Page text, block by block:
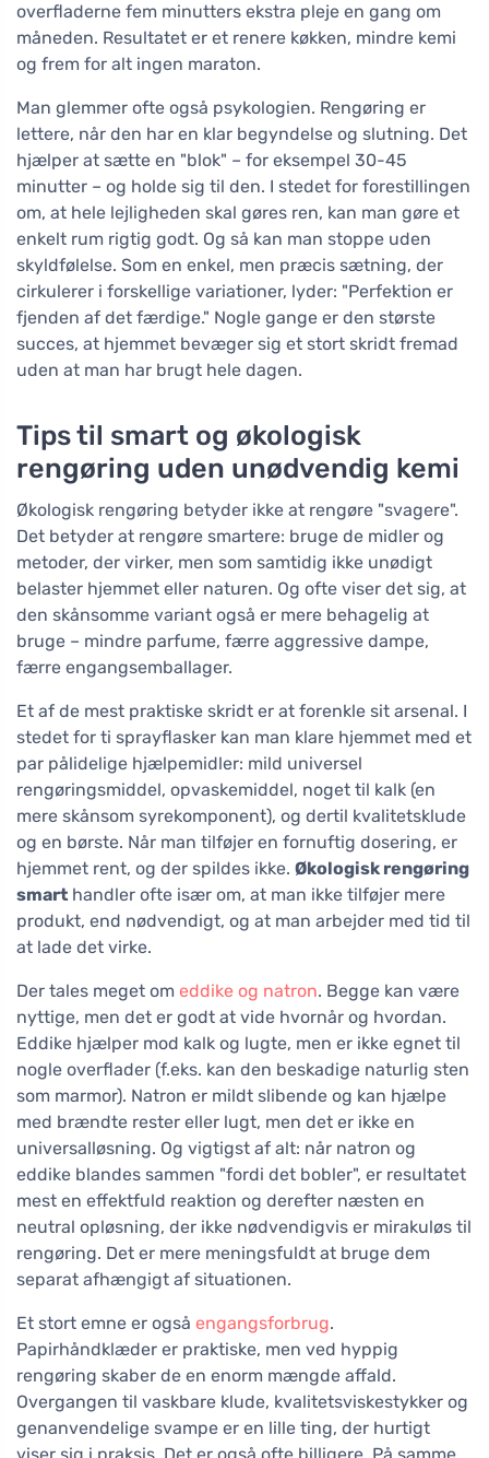
overfladerne fem minutters ekstra pleje en gang om
måneden. Resultatet er et renere køkken, mindre kemi
og frem for alt ingen maraton.
Man glemmer ofte også psykologien. Rengøring er
lettere, når den har en klar begyndelse og slutning. Det
hjælper at sætte en "blok" – for eksempel 30-45
minutter – og holde sig til den. I stedet for forestillingen
om, at hele lejligheden skal gøres ren, kan man gøre et
enkelt rum rigtig godt. Og så kan man stoppe uden
skyldfølelse. Som en enkel, men præcis sætning, der
cirkulerer i forskellige variationer, lyder: "Perfektion er
fjenden af det færdige." Nogle gange er den største
succes, at hjemmet bevæger sig et stort skridt fremad
uden at man har brugt hele dagen.
Tips til smart og økologisk
rengøring uden unødvendig kemi
Økologisk rengøring betyder ikke at rengøre "svagere".
Det betyder at rengøre smartere: bruge de midler og
metoder, der virker, men som samtidig ikke unødigt
belaster hjemmet eller naturen. Og ofte viser det sig, at
den skånsomme variant også er mere behagelig at
bruge – mindre parfume, færre aggressive dampe,
færre engangsemballager.
Et af de mest praktiske skridt er at forenkle sit arsenal. I
stedet for ti sprayflasker kan man klare hjemmet med et
par pålidelige hjælpemidler: mild universel
rengøringsmiddel, opvaskemiddel, noget til kalk (en
mere skånsom syrekomponent), og dertil kvalitetsklude
og en børste. Når man tilføjer en fornuftig dosering, er
hjemmet rent, og der spildes ikke. Økologisk rengøring
smart handler ofte især om, at man ikke tilføjer mere
produkt, end nødvendigt, og at man arbejder med tid til
at lade det virke.
Der tales meget om eddike og natron. Begge kan være
nyttige, men det er godt at vide hvornår og hvordan.
Eddike hjælper mod kalk og lugte, men er ikke egnet til
nogle overflader (f.eks. kan den beskadige naturlig sten
som marmor). Natron er mildt slibende og kan hjælpe
med brændte rester eller lugt, men det er ikke en
universalløsning. Og vigtigst af alt: når natron og
eddike blandes sammen "fordi det bobler", er resultatet
mest en effektfuld reaktion og derefter næsten en
neutral opløsning, der ikke nødvendigvis er mirakuløs til
rengøring. Det er mere meningsfuldt at bruge dem
separat afhængigt af situationen.
Et stort emne er også engangsforbrug.
Papirhåndklæder er praktiske, men ved hyppig
rengøring skaber de en enorm mængde affald.
Overgangen til vaskbare klude, kvalitetsviskestykker og
genanvendelige svampe er en lille ting, der hurtigt